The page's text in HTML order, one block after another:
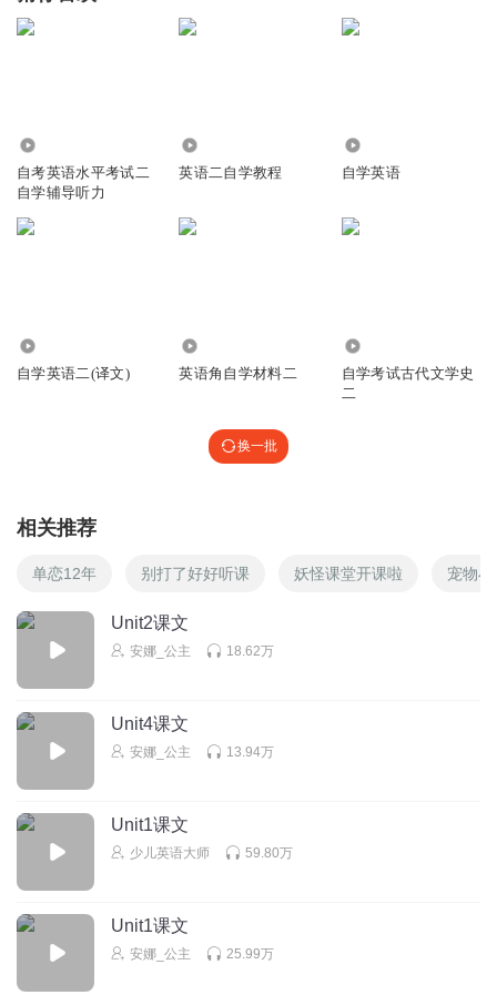
自考英语水平考试二
自学辅导听力
英语二自学教程 自学英语
自学英语二(译文) 英语角自学材料二
自学考试古代文学史
二
换一批
相关推荐
单恋12年 别打了好好听课 妖怪课堂开课啦 宠物
Unit2课文
安娜_公主 18.62万
Unit4课文
安娜_公主 13.94万
Unit1课文
少儿英语大师 59.80万
Unit1课文
安娜_公主 25.99万